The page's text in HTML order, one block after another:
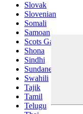
Slovak
Slovenian
Somali
Samoan
Scots Gaelic
Shona
Sindhi
Sundanese
Swahili
Tajik
Tamil
Telugu